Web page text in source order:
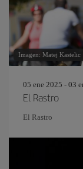
Imagen: Matej Kastelic
05 ene 2025 - 03
El Rastro
El Rastro